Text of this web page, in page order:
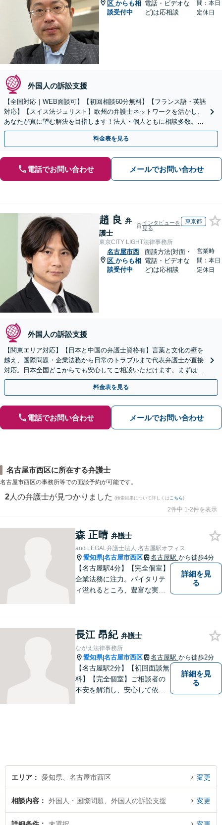
区 からも相
談受付中
電話・ビデオな
ど)は応相談
間：本日
定休日
外国人の訴訟支援
【全国対応｜WEB面談可】【初回相談60分無料】【フランス語・英語
対応】【スイス法ジュリスト】欧州の弁護士ネットワークを活かし、
あなたが真に望む解決を目指します！法人・個人ともに相談多数。細
やかな連絡と粘り強い交渉を徹底【休日・夜間相談可】
料金表を見る
電話でお問い合わせ メールでお問い合わせ
趙 良 弁
護士
インタビューを
見る
東京都
東京CITY LIGHT法律事務所
名古屋市西
区 からも相
談受付中
面談方法(対面・
電話・ビデオな
ど)は応相談
営業時
間：本日
定休日
外国人の訴訟支援
【関東エリア対応】【日本と中国の弁護士資格有】言葉と文化の壁を
越え、国際問題・企業法務から日常のトラブルまで代表弁護士が直接
対応。日本全国どこからでも安心してご相談いただけます。まずは一
歩を踏み出してみませんか。【初回相談無料】
料金表を見る
電話でお問い合わせ メールでお問い合わせ
名古屋市西区に所在する弁護士
名古屋市西区の事務所等での面談予約が可能です。
2 人の弁護士が見つかりました (検索結果について詳しくは こちら)
2件中 1-2件を表示
森 正晴 弁護士
and LEGAL弁護士法人 名古屋駅オフィス
愛知県|名古屋市西区 名古屋駅 から徒歩4分
【名古屋駅4分】【完全個室】
企業法務に注力。バイタリテ
ィ溢れるところ、豊富な実
い。
詳細を見
る
長江 昂紀 弁護士
ながえ法律事務所
愛知県|名古屋市西区 名古屋駅 から徒歩2分
【名古屋駅2分】【初回面談無
料】【完全個室】ご相談者の
不安を解消し、安心して依頼
詳細を見
る
エリア 愛知県、名古屋市西区 変更
相談内容 外国人・国際問題、外国人の訴訟支援 変更